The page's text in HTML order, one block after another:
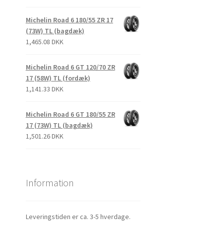
Michelin Road 6 180/55 ZR 17
(73W) TL (bagdæk)
1,465.08 DKK
Michelin Road 6 GT 120/70 ZR
17 (58W) TL (fordæk)
1,141.33 DKK
Michelin Road 6 GT 180/55 ZR
17 (73W) TL (bagdæk)
1,501.26 DKK
Information
Leveringstiden er ca. 3-5 hverdage.